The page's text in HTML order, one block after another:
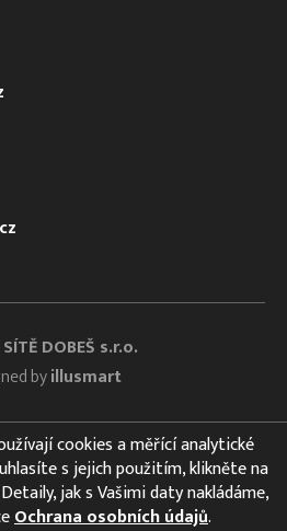
SÍTĚ DOBEŠ s.r.o.
byillusmart
cookies a měřící analytické
s jejich použitím, klikněte na
jak s Vašimi daty nakládáme,
Ochrana osobních údajů.